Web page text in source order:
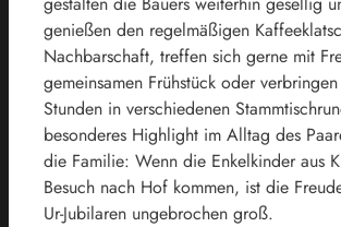
genießen den regelmäßigen
Nachbarschaft, treffen sich gerne mit
gemeinsamen Frühstück oder
Stunden in verschiedenen
besonderes Highlight im Alltag des
die Familie: Wenn die Enkelkinder aus
Besuch nach Hof kommen, ist die
Ur-Jubilaren ungebrochen groß.